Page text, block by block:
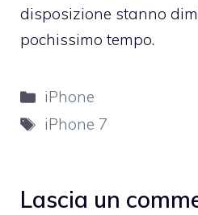
disposizione stanno
pochissimo tempo.
Categorie
iPhone
Tag
iPhone 7
Lascia un